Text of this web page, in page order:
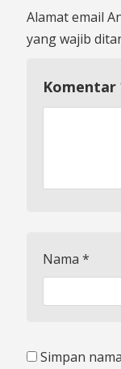
Alamat email
yang wajib
Komentar
Nama *
Simpan